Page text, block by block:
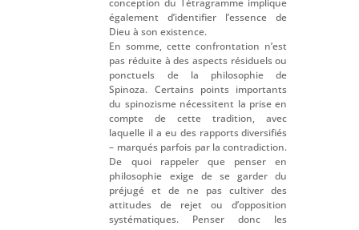
conception du Tétragramme implique
également d’identifier l’essence de
Dieu à son existence.
En somme, cette confrontation n’est
pas réduite à des aspects résiduels ou
ponctuels de la philosophie de
Spinoza. Certains points importants
du spinozisme nécessitent la prise en
compte de cette tradition, avec
laquelle il a eu des rapports diversifiés
– marqués parfois par la contradiction.
De quoi rappeler que penser en
philosophie exige de se garder du
préjugé et de ne pas cultiver des
attitudes de rejet ou d’opposition
systématiques. Penser donc les